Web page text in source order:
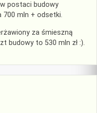
postaci budowy
700 mln + odsetki.
za śmieszną
budowy to 530 mln zł :).